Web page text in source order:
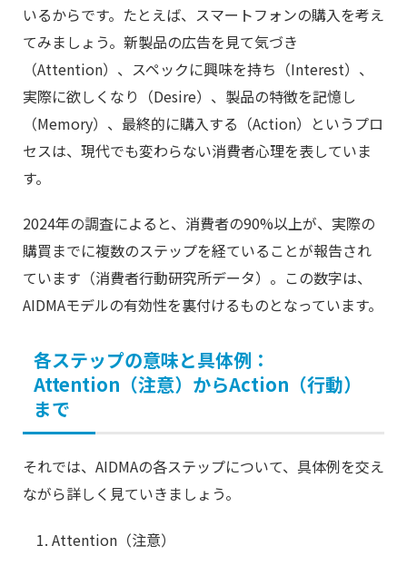
いるからです。たとえば、スマートフォンの購入を考え
てみましょう。新製品の広告を見て気づき
（Attention）、スペックに興味を持ち（Interest）、
実際に欲しくなり（Desire）、製品の特徴を記憶し
（Memory）、最終的に購入する（Action）というプロ
セスは、現代でも変わらない消費者心理を表していま
す。
2024年の調査によると、消費者の90%以上が、実際の
購買までに複数のステップを経ていることが報告され
ています（消費者行動研究所データ）。この数字は、
AIDMAモデルの有効性を裏付けるものとなっています。
各ステップの意味と具体例：
Attention（注意）からAction（行動）
まで
それでは、AIDMAの各ステップについて、具体例を交え
ながら詳しく見ていきましょう。
Attention（注意）